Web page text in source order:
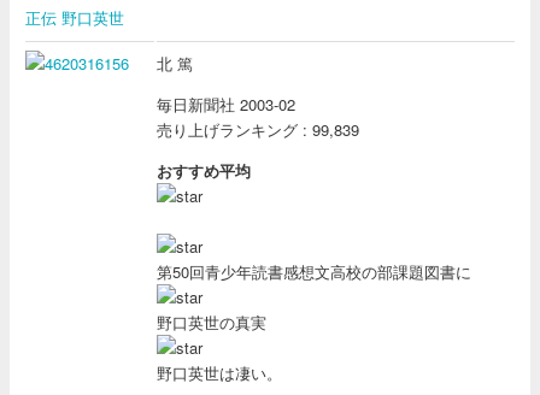
正伝 野口英世
北 篤
毎日新聞社 2003-02
売り上げランキング : 99,839
おすすめ平均
第50回青少年読書感想文高校の部課題図書に
野口英世の真実
野口英世は凄い。